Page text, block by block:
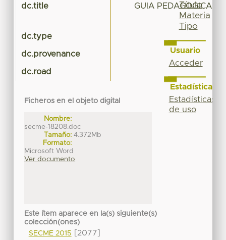
dc.title GUIA PEDAGOGICA
dc.type
dc.provenance
dc.road
Ficheros en el objeto digital
Nombre:
secme-18208.doc
Tamaño: 4.372Mb
Formato:
Microsoft Word
Ver documento
Este ítem aparece en la(s) siguiente(s)
colección(ones)
SECME 2015
[2077]
Título
Materia
Tipo
Usuario
Acceder
Estadísticas
Estadísticas
de uso